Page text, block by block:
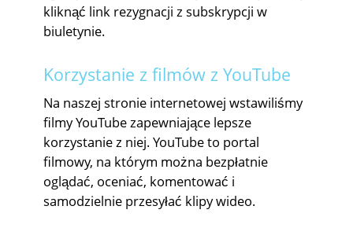
kliknąć link rezygnacji z subskrypcji w
biuletynie.
Korzystanie z filmów z YouTube
Na naszej stronie internetowej wstawiliśmy
filmy YouTube zapewniające lepsze
korzystanie z niej. YouTube to portal
filmowy, na którym można bezpłatnie
oglądać, oceniać, komentować i
samodzielnie przesyłać klipy wideo.